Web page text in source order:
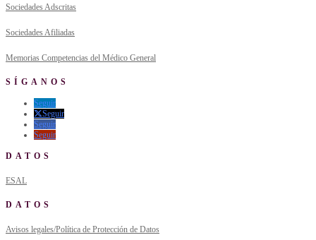
Sociedades Adscritas
Sociedades Afiliadas
Memorias Competencias del Médico General
SÍGANOS
Seguir
Seguir
Seguir
Seguir
DATOS
ESAL
DATOS
Avisos legales/Política de Protección de Datos